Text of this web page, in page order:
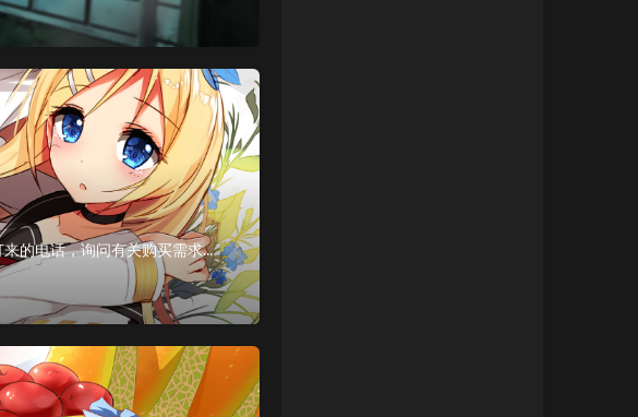
在购买了阿里云（国内）的产品后，经常会接到阿里云客户经理打来的电话，询问有关购买需求、购买体验、购买反馈之类的问题，而且在接电话前我也不确定是客户调研还是通知服务到期。。。就很烦之后购买了阿里云...